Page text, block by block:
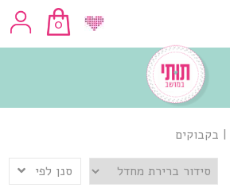
0
| בקבוקים
סנן לפי